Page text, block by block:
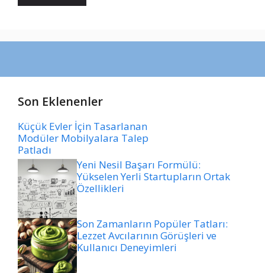
Son Eklenenler
Küçük Evler İçin Tasarlanan
Modüler Mobilyalara Talep
Patladı
Yeni Nesil Başarı Formülü:
Yükselen Yerli Startupların Ortak
Özellikleri
Son Zamanların Popüler Tatları:
Lezzet Avcılarının Görüşleri ve
Kullanıcı Deneyimleri